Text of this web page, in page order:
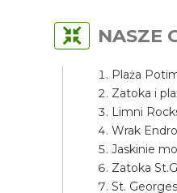
NASZE
Plaża
Zatoka i
Limni
Wrak
Jaskinie
Zatoka
St.